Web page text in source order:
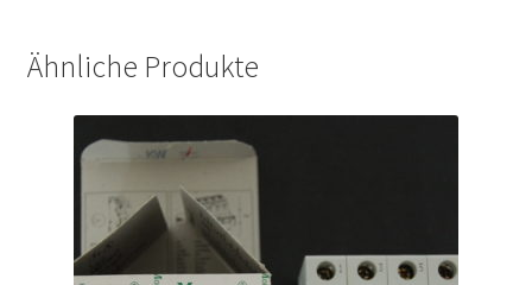
Ähnliche Produkte